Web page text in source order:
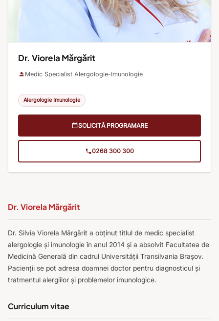
Dr. Viorela Mărgărit
Medic Specialist Alergologie-Imunologie
Alergologie Imunologie
SOLICITĂ PROGRAMARE
0268 300 300
Dr. Viorela Mărgărit
Dr. Silvia Viorela Mărgărit a obținut titlul de medic specialist
alergologie și imunologie în anul 2014 și a absolvit Facultatea de
Medicină Generală din cadrul Universității Transilvania Brașov.
Pacienții se pot adresa doamnei doctor pentru diagnosticul și
tratmentul alergiilor și problemelor imunologice.
Curriculum vitae